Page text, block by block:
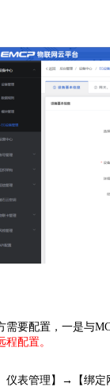
需要配置，一是与
程配置。
仪表管理】→【绑定